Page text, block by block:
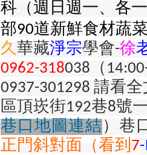
科（週日週一、各
部90道新鮮食材蔬
久華藏淨宗學會-徐
0962-318038（
0937-301298 請看
區頂崁街192巷8號
巷口地圖連結 ）巷
正門斜對面（看到 7